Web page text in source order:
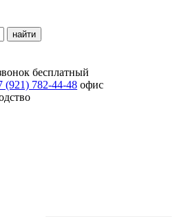
найти
бесплатный
(921) 782-44-48 офис